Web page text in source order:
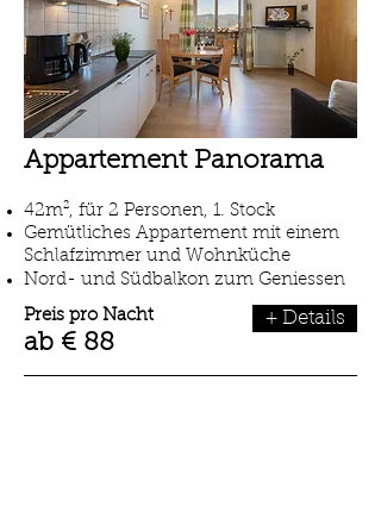
Appartement Panorama
42m², für 2 Personen, 1. Stock
Gemütliches Appartement mit einem
Schlafzimmer und Wohnküche
Nord- und Südbalkon zum Geniessen
Preis pro Nacht
ab € 88
+ Details